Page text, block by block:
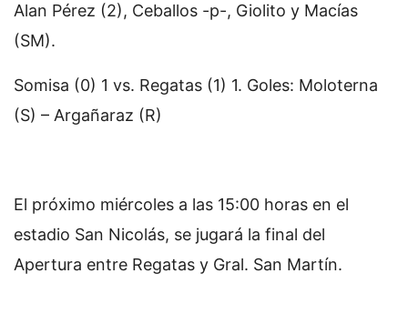
Alan Pérez (2), Ceballos -p-, Giolito y Macías
(SM).
Somisa (0) 1 vs. Regatas (1) 1. Goles: Moloterna
(S) – Argañaraz (R)
El próximo miércoles a las 15:00 horas en el
estadio San Nicolás, se jugará la final del
Apertura entre Regatas y Gral. San Martín.